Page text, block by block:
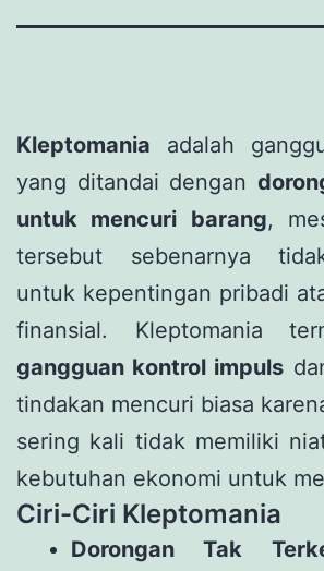
Kleptomania adalah
yang ditandai dengan
untuk mencuri barang,
tersebut sebenarnya
untuk kepentingan pribadi
finansial. Kleptomania
gangguan kontrol impuls
tindakan mencuri biasa
sering kali tidak memiliki
kebutuhan ekonomi untuk
Ciri-Ciri Kleptomania
Dorongan Tak